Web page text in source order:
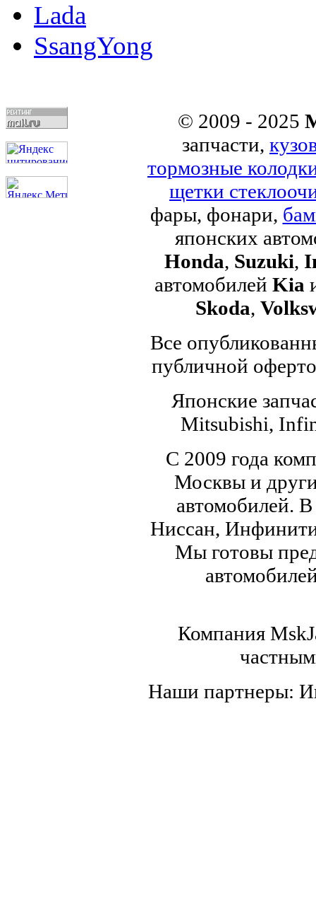
Lada
SsangYong
© 2009 - 2025
запчасти,
тормозные
щетки
фары, фонари,
японских
Honda, Suzuki,
автомобилей Kia
Skoda,
Все
публичной
Японские
Mitsubishi,
С 2009 года
Москвы и
автомобилей.
Ниссан,
Мы готовы
Компания
Наши партнеры: